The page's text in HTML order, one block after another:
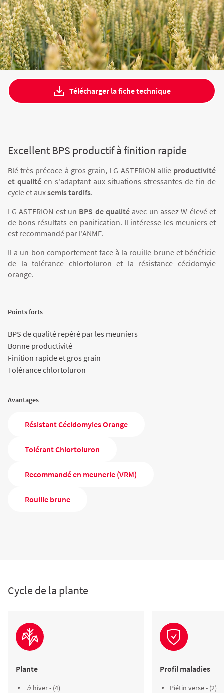
Télécharger la fiche technique
Excellent BPS productif à finition rapide
Blé très précoce à gros grain, LG ASTERION allie productivité
et qualité en s'adaptant aux situations stressantes de fin de
cycleet auxsemis tardifs.
LG ASTERION est un BPS de qualité avec un assez W élevé et
de bons résultats en panification. Il intéresse les meuniers et
est recommandé par l'ANMF.
Il a un bon comportement face à la rouille brune et bénéficie
de latolérance chlortoluron et la résistance cécidomyie
orange.
Points forts
BPS de qualité repéré par les meuniers
Bonne productivité
Finition rapide et gros grain
Tolérance chlortoluron
Avantages
Résistant Cécidomyies Orange
Tolérant Chlortoluron
Recommandé en meunerie (VRM)
Rouille brune
Cycle de la plante
Plante
½ hiver - (4)
Profil maladies
Piétin verse - (2)
Fourragères
Luzerne
Plantain fourrager
Ray-grass anglais
Trèfle blanc
Protéagineux
Semences Bio
Fourragères Bio
Tournesol
Blé
Triticale
Protéagineux
Agriculture Bio
Résultats d’essais Orge
Résultats d'essais Triticale
Colza
Blé
Maïs ensilage